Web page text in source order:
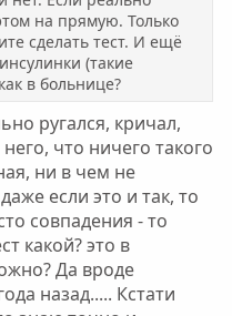
то сонный, немного
на прямую. Только
сделать тест. И ещё
(такие
в больнице?
ругался, кричал,
что ничего такого
ни в чем не
если это и так, то
совпадения - то
какой? это в
Да вроде
назад..... Кстати